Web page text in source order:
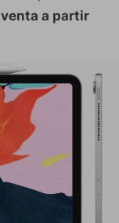
venta a partir